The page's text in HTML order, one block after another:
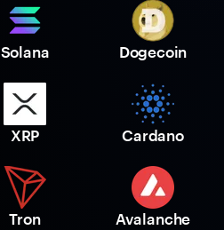
Solana Dogecoin
XRP Cardano
Tron Avalanche